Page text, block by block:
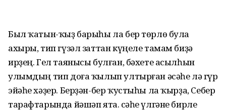
Был ҡатын-ҡыҙ барыһы ла бер төрлө була
ахыры, тип гүзәл заттан күңеле тамам биҙә
ирҙең. Гел таянысы булған, бәхете асылһын
улымдың тип доға ҡылып ултырған әсәһе лә гүр
эйәһе хәҙер. Берҙән-бер ҡустыһы ла ҡырҙа, Себер
тарафтарында йәшәп ята. Әсәһе үлгәне бирле